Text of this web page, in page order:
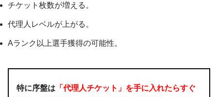
チケット枚数が増える。
代理人レベルが上がる。
Aランク以上選手獲得の可能性。
特に序盤は 「代理人チケット」を手に入れたらすぐ